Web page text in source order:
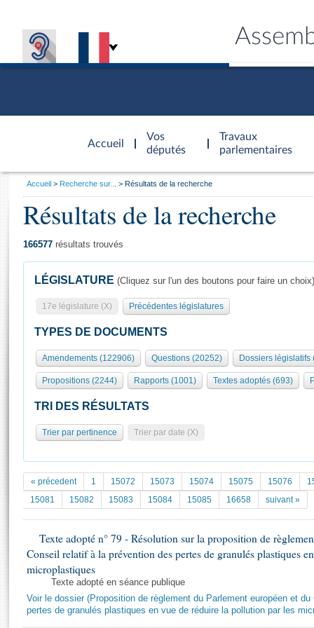
Accueil
d'accueil
Vos
députés
Travaux
parlementaires
Présidence
577 députés
Groupes politiques
Séance publique
Commissions et autres organes
Europe et International
Pétitions
Documents parlementaires
Projets de loi
Propositions de loi
Amendements
Textes adoptés
Rapports d'information
Général
Rôle et pouvoirs de l'Assemblée
Organisation de l'Assemblée
Présidence Conférence des Présidents Bureau Collège des
Statistiques et chiffres clés
Documents de référence
( Constitution | Règlement de l'Assemblée ... )
Histoire
Juniors
Anciennes législatures
Liens vers les sites publics
Visiter l'Assemblée
Visite virtuelle du palais Bourbon
Assister à une séance
La Bibliothèque
Les archives
Photos libres de droit
Vous
Accueil Recherche sur... Résultats de la recherche
Résultats de la recherche
166577 résultats trouvés
LÉGISLATURE (Cliquez sur l'un des boutons pour faire un choix)
17e législature (X) Précédentes législatures
TYPES DE DOCUMENTS
Amendements (122906) Questions (20252) Dossiers législatifs
Propositions (2244) Rapports (1001) Textes adoptés (693)
TRI DES RÉSULTATS
Trier par pertinence Trier par date (X)
« précedent 1 15072 15073 15074 15075 15076
15081
15082 15083 15084 15085 16658 suivant »
Texte adopté n° 79 - Résolution sur la proposition de
Conseil relatif à la prévention des pertes de granulés plastiques
microplastiques
Texte adopté en séance publique
Voir le dossier (Proposition de règlement du Parlement européen et
pertes de granulés plastiques en vue de réduire la pollution par les